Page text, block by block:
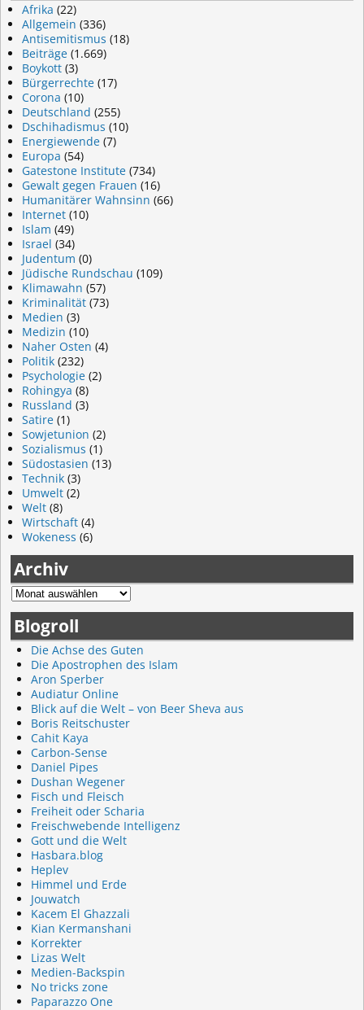
Afrika (22)
Allgemein (336)
Antisemitismus (18)
Beiträge (1.669)
Boykott (3)
Bürgerrechte (17)
Corona (10)
Deutschland (255)
Dschihadismus (10)
Energiewende (7)
Europa (54)
Gatestone Institute (734)
Gewalt gegen Frauen (16)
Humanitärer Wahnsinn (66)
Internet (10)
Islam (49)
Israel (34)
Judentum (0)
Jüdische Rundschau (109)
Klimawahn (57)
Kriminalität (73)
Medien (3)
Medizin (10)
Naher Osten (4)
Politik (232)
Psychologie (2)
Rohingya (8)
Russland (3)
Satire (1)
Sowjetunion (2)
Sozialismus (1)
Südostasien (13)
Technik (3)
Umwelt (2)
Welt (8)
Wirtschaft (4)
Wokeness (6)
Archiv
Blogroll
Die Achse des Guten
Die Apostrophen des Islam
Aron Sperber
Audiatur Online
Blick auf die Welt – von Beer Sheva aus
Boris Reitschuster
Cahit Kaya
Carbon-Sense
Daniel Pipes
Dushan Wegener
Fisch und Fleisch
Freiheit oder Scharia
Freischwebende Intelligenz
Gott und die Welt
Hasbara.blog
Heplev
Himmel und Erde
Jouwatch
Kacem El Ghazzali
Kian Kermanshani
Korrekter
Lizas Welt
Medien-Backspin
No tricks zone
Paparazzo One